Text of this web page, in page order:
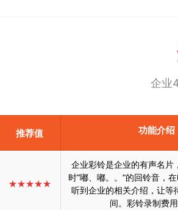
企业
推荐值 功能介绍
★★★★★
企业彩铃是企业的有声名片
时”嘟、嘟。。“的回铃音，
听到企业的相关介绍，让等
间。彩铃录制费用